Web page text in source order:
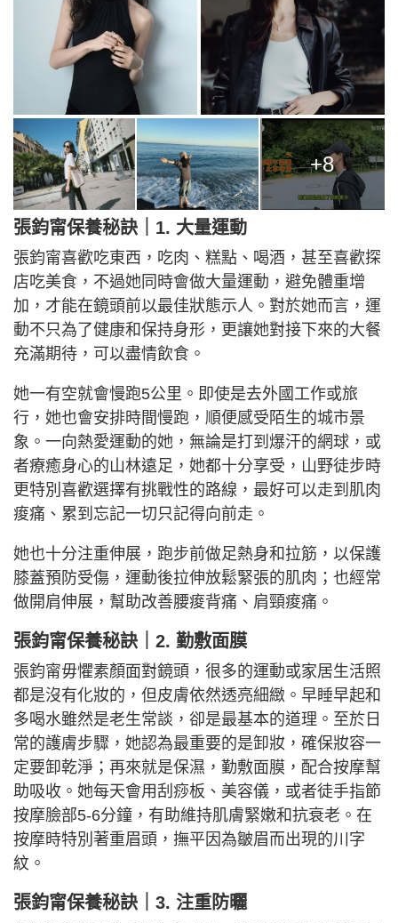
+8
張鈞甯保養秘訣｜1. 大量運動
張鈞甯喜歡吃東西，吃肉、糕點、喝酒，甚至喜歡探
店吃美食，不過她同時會做大量運動，避免體重增
加，才能在鏡頭前以最佳狀態示人。對於她而言，運
動不只為了健康和保持身形，更讓她對接下來的大餐
充滿期待，可以盡情飲食。
她一有空就會慢跑5公里。即使是去外國工作或旅
行，她也會安排時間慢跑，順便感受陌生的城市景
象。一向熱愛運動的她，無論是打到爆汗的網球，或
者療癒身心的山林遠足，她都十分享受，山野徒步時
更特別喜歡選擇有挑戰性的路線，最好可以走到肌肉
痠痛、累到忘記一切只記得向前走。
她也十分注重伸展，跑步前做足熱身和拉筋，以保護
膝蓋預防受傷，運動後拉伸放鬆緊張的肌肉；也經常
做開肩伸展，幫助改善腰痠背痛、肩頸痠痛。
張鈞甯保養秘訣｜2. 勤敷面膜
張鈞甯毋懼素顏面對鏡頭，很多的運動或家居生活照
都是沒有化妝的，但皮膚依然透亮細緻。早睡早起和
多喝水雖然是老生常談，卻是最基本的道理。至於日
常的護膚步驟，她認為最重要的是卸妝，確保妝容一
定要卸乾淨；再來就是保濕，勤敷面膜，配合按摩幫
助吸收。她每天會用刮痧板、美容儀，或者徒手指節
按摩臉部5-6分鐘，有助維持肌膚緊嫩和抗衰老。在
按摩時特別著重眉頭，撫平因為皺眉而出現的川字
紋。
張鈞甯保養秘訣｜3. 注重防曬